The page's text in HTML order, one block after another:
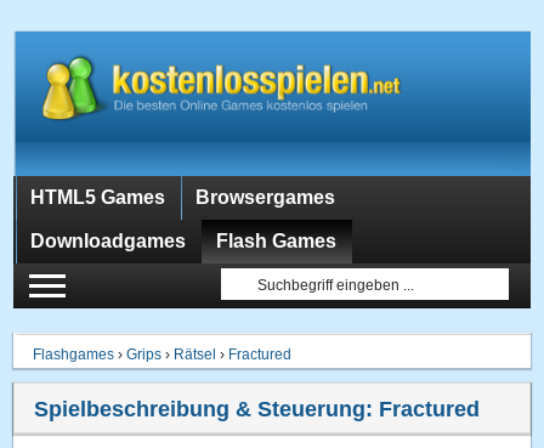
HTML5 Games Browsergames
Downloadgames Flash Games
Flashgames ›Grips › Rätsel › Fractured
Spielbeschreibung & Steuerung: Fractured